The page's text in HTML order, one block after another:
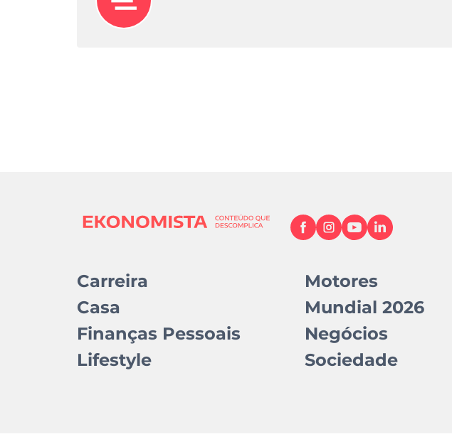
Carreira
Casa
Finanças Pessoais
Lifestyle
Motores
Mundial 2026
Negócios
Sociedade